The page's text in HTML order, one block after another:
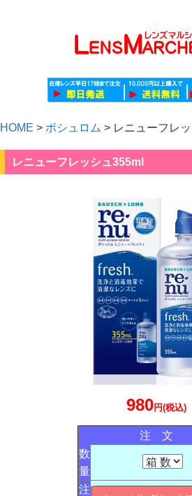
HOME > ボシュロム > レニューフレ
レニューフレッシュ355ml
980円(税込)
注 文
数
量
注